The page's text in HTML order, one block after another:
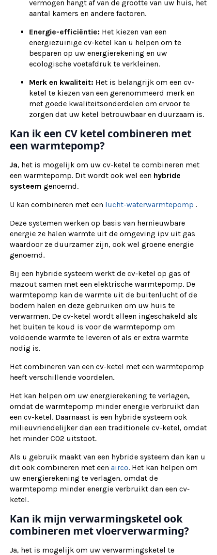
vermogen hangt af van de grootte van uw huis, het
aantal kamers en andere factoren.
Energie-efficiëntie: Het kiezen van een
energiezuinige cv-ketel kan u helpen om te
besparen op uw energierekening en uw
ecologische voetafdruk te verkleinen.
Merk en kwaliteit: Het is belangrijk om een cv-
ketel te kiezen van een gerenommeerd merk en
met goede kwaliteitsonderdelen om ervoor te
zorgen dat uw ketel betrouwbaar en duurzaam is.
Kan ik een CV ketel combineren met
een warmtepomp?
Ja, het is mogelijk om uw cv-ketel te combineren met
een warmtepomp. Dit wordt ook wel een hybride
systeem genoemd.
U kan combineren met een lucht-waterwarmtepomp .
Deze systemen werken op basis van hernieuwbare
energie ze halen warmte uit de omgeving ipv uit gas
waardoor ze duurzamer zijn, ook wel groene energie
genoemd.
Bij een hybride systeem werkt de cv-ketel op gas of
mazout samen met een elektrische warmtepomp. De
warmtepomp kan de warmte uit de buitenlucht of de
bodem halen en deze gebruiken om uw huis te
verwarmen. De cv-ketel wordt alleen ingeschakeld als
het buiten te koud is voor de warmtepomp om
voldoende warmte te leveren of als er extra warmte
nodig is.
Het combineren van een cv-ketel met een warmtepomp
heeft verschillende voordelen.
Het kan helpen om uw energierekening te verlagen,
omdat de warmtepomp minder energie verbruikt dan
een cv-ketel. Daarnaast is een hybride systeem ook
milieuvriendelijker dan een traditionele cv-ketel, omdat
het minder CO2 uitstoot.
Als u gebruik maakt van een hybride systeem dan kan u
dit ook combineren met een airco. Het kan helpen om
uw energierekening te verlagen, omdat de
warmtepomp minder energie verbruikt dan een cv-
ketel.
Kan ik mijn verwarmingsketel ook
combineren met vloerverwarming?
Ja, het is mogelijk om uw verwarmingsketel te